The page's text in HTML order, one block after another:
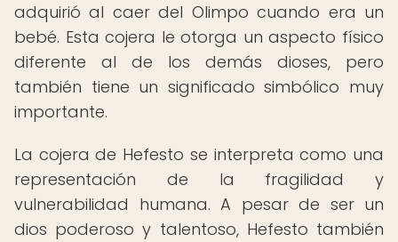
adquirió al caer del Olimpo cuando era un
bebé. Esta cojera le otorga un aspecto físico
diferente al de los demás dioses, pero
también tiene un significado simbólico muy
importante.
La cojera de Hefesto se interpreta como una
representación de la fragilidad y
vulnerabilidad humana. A pesar de ser un
dios poderoso y talentoso, Hefesto también